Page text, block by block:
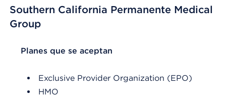
Southern California Permanente Medical
Group
List Header Planes que se aceptan
Planes que se aceptan
Exclusive Provider Organization (EPO)
HMO